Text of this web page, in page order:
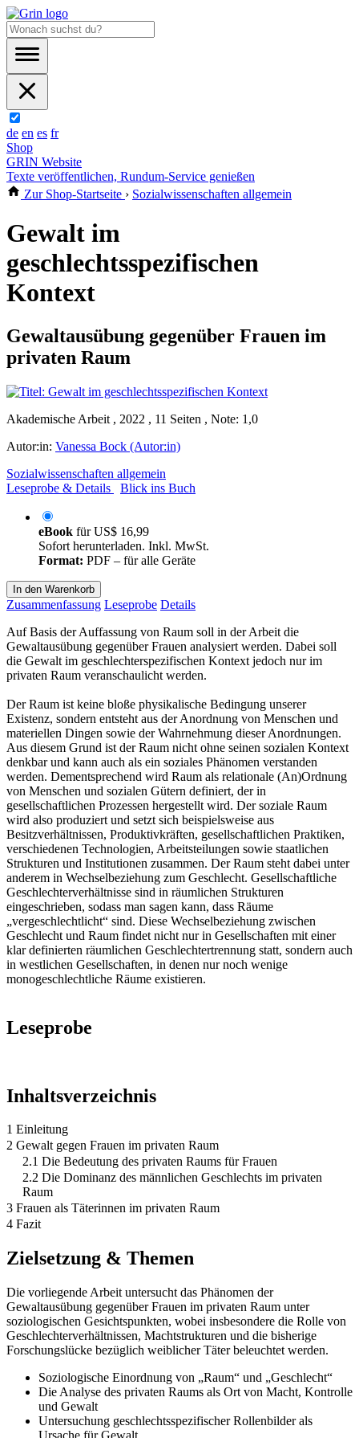
de en es fr
Shop
GRIN Website
Texte veröffentlichen, Rundum-Service genießen
Zur Shop-Startseite › Sozialwissenschaften allgemein
Gewalt im
geschlechtsspezifischen
Kontext
Gewaltausübung gegenüber Frauen im
privaten Raum
Akademische Arbeit , 2022 , 11 Seiten , Note: 1,0
Autor:in: Vanessa Bock (Autor:in)
Sozialwissenschaften allgemein
Leseprobe & Details
Blick ins Buch
eBook fürUS$ 16,99
Sofort herunterladen. Inkl. MwSt.
Format: PDF – für alle Geräte
In den Warenkorb
Zusammenfassung Leseprobe Details
Auf Basis der Auffassung von Raum soll in der Arbeit die
Gewaltausübung gegenüber Frauen analysiert werden. Dabei soll
die Gewalt im geschlechterspezifischen Kontext jedoch nur im
privaten Raum veranschaulicht werden.
Der Raum ist keine bloße physikalische Bedingung unserer
Existenz, sondern entsteht aus der Anordnung von Menschen und
materiellen Dingen sowie der Wahrnehmung dieser Anordnungen.
Aus diesem Grund ist der Raum nicht ohne seinen sozialen Kontext
denkbar und kann auch als ein soziales Phänomen verstanden
werden. Dementsprechend wird Raum als relationale (An)Ordnung
von Menschen und sozialen Gütern definiert, der in
gesellschaftlichen Prozessen hergestellt wird. Der soziale Raum
wird also produziert und setzt sich beispielsweise aus
Besitzverhältnissen, Produktivkräften, gesellschaftlichen Praktiken,
verschiedenen Technologien, Arbeitsteilungen sowie staatlichen
Strukturen und Institutionen zusammen. Der Raum steht dabei unter
anderem in Wechselbeziehung zum Geschlecht. Gesellschaftliche
Geschlechterverhältnisse sind in räumlichen Strukturen
eingeschrieben, sodass man sagen kann, dass Räume
„vergeschlechtlicht“ sind. Diese Wechselbeziehung zwischen
Geschlecht und Raum findet nicht nur in Gesellschaften mit einer
klar definierten räumlichen Geschlechtertrennung statt, sondern auch
in westlichen Gesellschaften, in denen nur noch wenige
monogeschlechtliche Räume existieren.
Leseprobe
Inhaltsverzeichnis
1 Einleitung
2 Gewalt gegen Frauen im privaten Raum
2.1 Die Bedeutung des privaten Raums für Frauen
2.2 Die Dominanz des männlichen Geschlechts im privaten
Raum
3 Frauen als Täterinnen im privaten Raum
4 Fazit
Zielsetzung & Themen
Die vorliegende Arbeit untersucht das Phänomen der
Gewaltausübung gegenüber Frauen im privaten Raum unter
soziologischen Gesichtspunkten, wobei insbesondere die Rolle von
Geschlechterverhältnissen, Machtstrukturen und die bisherige
Forschungslücke bezüglich weiblicher Täter beleuchtet werden.
Soziologische Einordnung von „Raum“ und „Geschlecht“
Die Analyse des privaten Raums als Ort von Macht, Kontrolle
und Gewalt
Untersuchung geschlechtsspezifischer Rollenbilder als